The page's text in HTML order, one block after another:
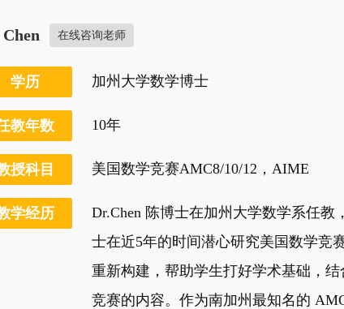
在线咨询老师
学历 加州大学数学博士
教年数 10年
授科目 美国数学竞赛AMC8/10/12，AIME
学经历
Dr.Chen 陈博士在加州大学数学系任
士在近5年的时间潜心研究美国数学竞
重新构建，帮助学生打好学术基础，
竞赛的内容。作为南加州最知名的